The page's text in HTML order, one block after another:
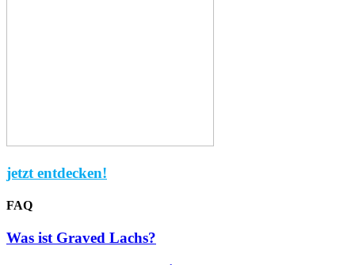
jetzt entdecken!
FAQ
Was ist Graved Lachs?